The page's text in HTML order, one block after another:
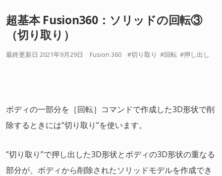
超基本 Fusion360：ソリッドの回転③
（切り取り）
最終更新日 2021年9月29日 Fusion 360 切り取り 回転 押し出し
ボディの一部分を［回転］コマンドで作成した3D形状で削
除するときには”切り取り”を使います。
”切り取り”で押し出した3D形状とボディの3D形状の重なる
部分が、ボディから削除されたソリッドモデルを作成でき